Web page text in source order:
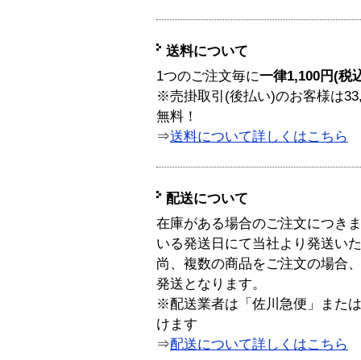
送料について
1つのご注文毎に一律1,100円(税
※売掛取引(後払い)のお客様は
無料！
⇒送料について詳しくはこちら
配送について
在庫がある場合のご注文につき
いる発送日にて当社より発送い
尚、複数の商品をご注文の場合
発送となります。
※配送業者は「佐川急便」また
けます
⇒配送について詳しくはこちら